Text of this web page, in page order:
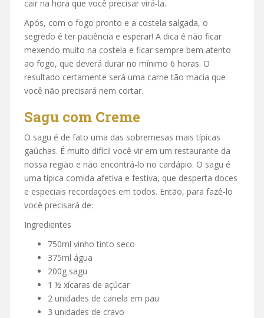
cair na hora que você precisar virá-la.
Após, com o fogo pronto e a costela salgada, o
segredo é ter paciência e esperar! A dica é não ficar
mexendo muito na costela e ficar sempre bem atento
ao fogo, que deverá durar no mínimo 6 horas. O
resultado certamente será uma carne tão macia que
você não precisará nem cortar.
Sagu com Creme
O sagu é de fato uma das sobremesas mais típicas
gaúchas. É muito difícil você vir em um restaurante da
nossa região e não encontrá-lo no cardápio. O sagu é
uma típica comida afetiva e festiva, que desperta doces
e especiais recordações em todos. Então, para fazê-lo
você precisará de:
Ingredientes
750ml vinho tinto seco
375ml água
200g sagu
1 ½ xícaras de açúcar
2 unidades de canela em pau
3 unidades de cravo